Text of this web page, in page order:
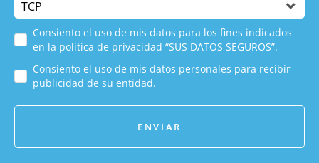
Consiento el uso de mis datos para los fines indicados
en la política de privacidad “SUS DATOS SEGUROS”.
Consiento el uso de mis datos personales para recibir
publicidad de su entidad.
ENVIAR